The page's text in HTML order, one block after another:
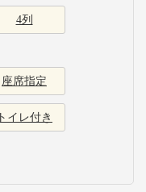
4列
座席指定
トイレ付き